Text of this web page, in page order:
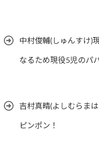
中村俊輔(しゅんすけ)
なるため現役5児のパ
吉村真晴(よしむらま
ピンポン！